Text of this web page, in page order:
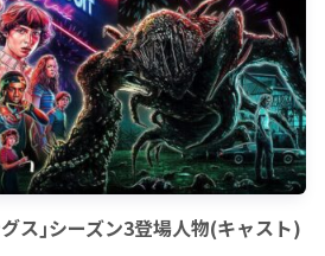
ス｣シーズン3登場人物(キャスト)